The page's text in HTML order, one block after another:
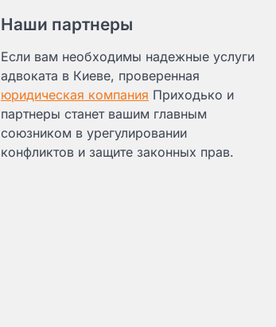
Наши партнеры
Если вам необходимы надежные услуги
адвоката в Киеве, проверенная
юридическая компания Приходько и
партнеры станет вашим главным
союзником в урегулировании
конфликтов и защите законных прав.